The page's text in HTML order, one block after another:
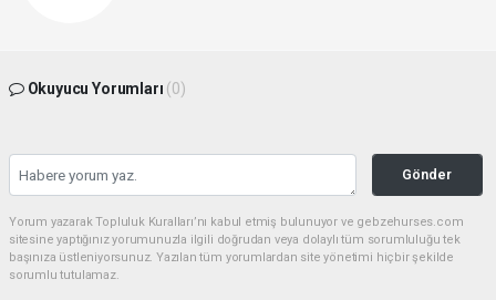
Okuyucu Yorumları (0)
Gönder
Yorum yazarak Topluluk Kuralları’nı kabul etmiş bulunuyor ve gebzehurses.com
sitesine yaptığınız yorumunuzla ilgili doğrudan veya dolaylı tüm sorumluluğu tek
başınıza üstleniyorsunuz. Yazılan tüm yorumlardan site yönetimi hiçbir şekilde
sorumlu tutulamaz.